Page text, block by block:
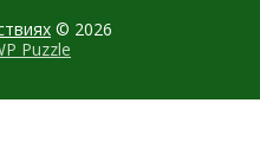
© 2026
Puzzle